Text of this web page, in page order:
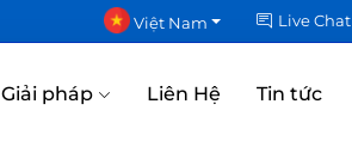
Việt Nam Live Chat
Giải pháp Liên Hệ Tin tức